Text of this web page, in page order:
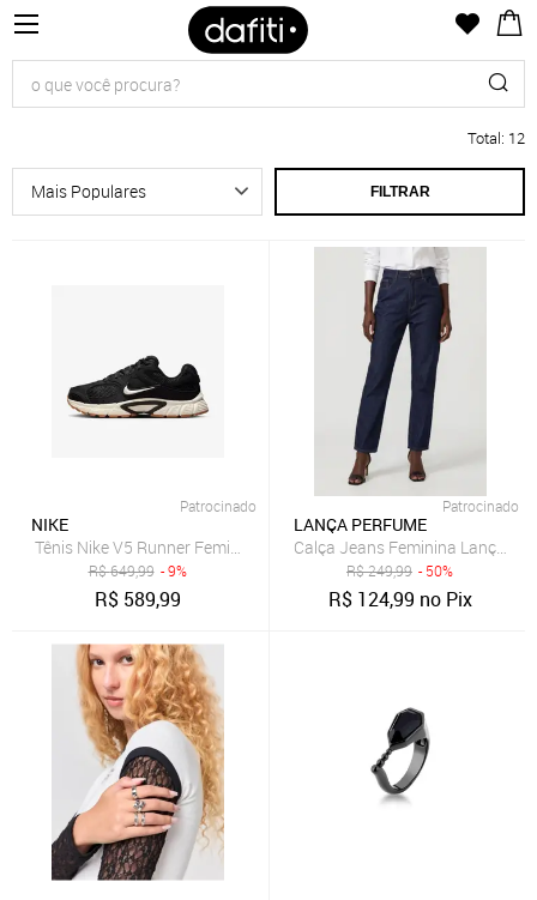
Total: 12
FILTRAR
Patrocinado
NIKE
Tênis Nike V5 Runner Feminino
R$649,99 - 9%
R$ 589,99
Patrocinado
LANÇA PERFUME
Calça Jeans Feminina Lança
R$249,99 - 50%
R$ 124,99 no Pix